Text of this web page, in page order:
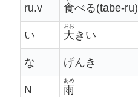
ru.v 食べる(tabe-ru)
い 大
おお
きい
な げんき
N 雨
あめ